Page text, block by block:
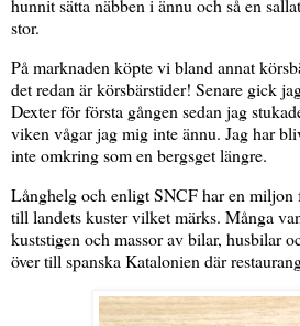
hunnit sätta näbben i ännu och så en
stor.
På marknaden köpte vi bland annat
det redan är körsbärstider! Senare gick
Dexter för första gången sedan jag
viken vågar jag mig inte ännu. Jag har
inte omkring som en bergsget längre.
Långhelg och enligt SNCF har en miljon
till landets kuster vilket märks. Många
kuststigen och massor av bilar, husbilar
över till spanska Katalonien där